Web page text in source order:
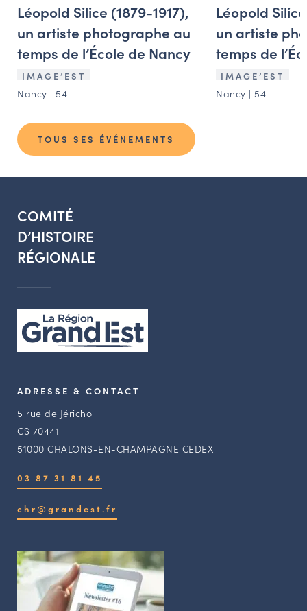
Léopold Silice (1879-1917),
un artiste photographe au
temps de l’École de Nancy
IMAGE’EST
Nancy | 54
Léopold
un artiste
temps de
IMAGE’EST
Nancy | 54
TOUS SES ÉVÉNEMENTS
COMITÉ
D’HISTOIRE
RÉGIONALE
ADRESSE & CONTACT
5 rue de Jéricho
CS 70441
51000 CHALONS-EN-CHAMPAGNE CEDEX
03 87 31 81 45
chr@grandest.fr